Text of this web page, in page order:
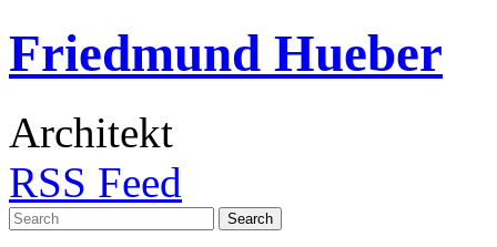
Friedmund Hueber
Architekt
RSS Feed
Search
for: